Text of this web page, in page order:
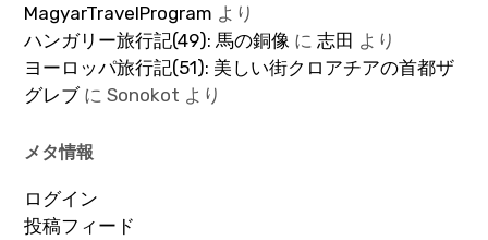
MagyarTravelProgram より
ハンガリー旅行記(49): 馬の銅像 に志田 より
ヨーロッパ旅行記(51): 美しい街クロアチアの首都ザ
グレブにSonokot より
メタ情報
ログイン
投稿フィード